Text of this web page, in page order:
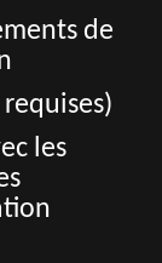
de
les